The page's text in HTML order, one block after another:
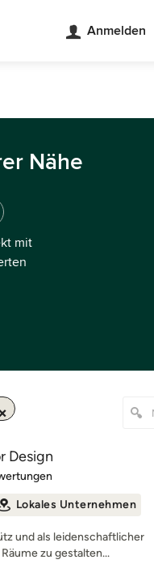
Anmelden
Nähe
mit
Design
5 von 5 Sternen
Lokales Unternehmen
und als leidenschaftlicher
zu gestalten...